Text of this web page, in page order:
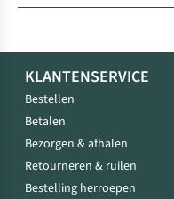
KLANTENSERVICE
Bestellen
Betalen
Bezorgen & afhalen
Retourneren & ruilen
Bestelling herroepen